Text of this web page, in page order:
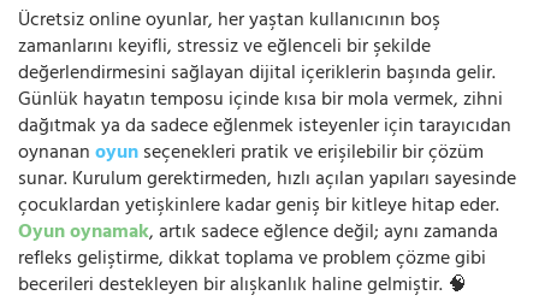
Ücretsiz online oyunlar, her yaştan kullanıcının boş
zamanlarını keyifli, stressiz ve eğlenceli bir şekilde
değerlendirmesini sağlayan dijital içeriklerin başında gelir.
Günlük hayatın temposu içinde kısa bir mola vermek, zihni
dağıtmak ya da sadece eğlenmek isteyenler için tarayıcıdan
oynananoyunseçenekleri pratik ve erişilebilir bir çözüm
sunar. Kurulum gerektirmeden, hızlı açılan yapıları sayesinde
çocuklardan yetişkinlere kadar geniş bir kitleye hitap eder.
Oyun oynamak, artık sadece eğlence değil; aynı zamanda
refleks geliştirme, dikkat toplama ve problem çözme gibi
becerileri destekleyen bir alışkanlık haline gelmiştir. 🧠